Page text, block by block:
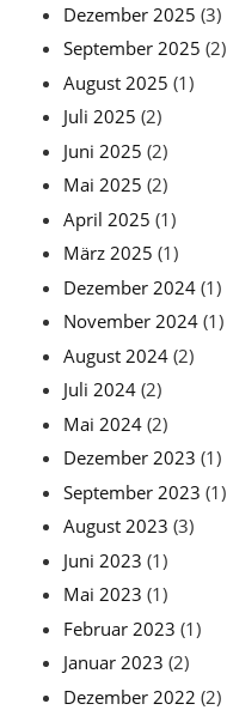
Dezember 2025 (3)
September 2025 (2)
August 2025 (1)
Juli 2025 (2)
Juni 2025 (2)
Mai 2025 (2)
April 2025 (1)
März 2025 (1)
Dezember 2024(1)
November 2024(1)
August 2024(2)
Juli 2024(2)
Mai 2024(2)
Dezember 2023 (1)
September 2023 (1)
August 2023 (3)
Juni 2023 (1)
Mai 2023 (1)
Februar 2023 (1)
Januar 2023 (2)
Dezember 2022 (2)